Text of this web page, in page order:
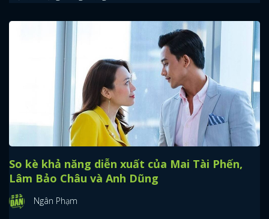
So kè khả năng diễn xuất của Mai Tài Phến,
Lâm Bảo Châu và Anh Dũng
Ngân Phạm